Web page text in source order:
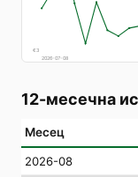
€3
2026-07-08
12-месечна
Месец
2026-08